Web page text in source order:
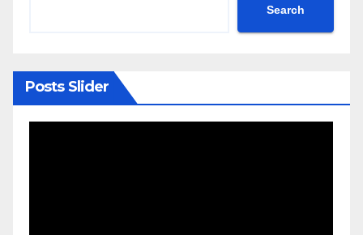
Search
Posts Slider